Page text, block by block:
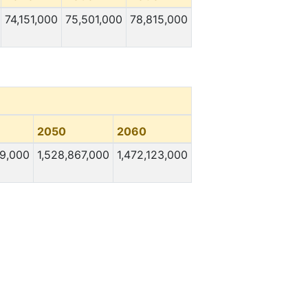
74,151,000 75,501,000 78,815,000
2050
2060
1,528,867,000 1,472,123,000